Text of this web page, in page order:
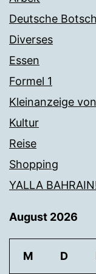
Deutsche
Diverses
Essen
Formel 1
Kleinanzeige
Kultur
Reise
Shopping
YALLA
August 2026
M D